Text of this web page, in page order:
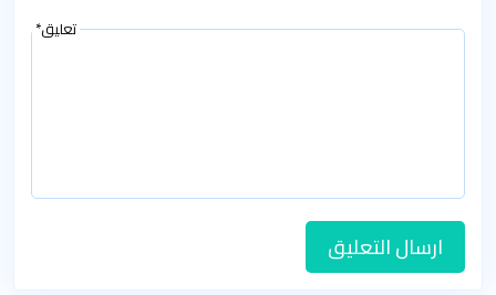
تعليق*
ارسال التعليق